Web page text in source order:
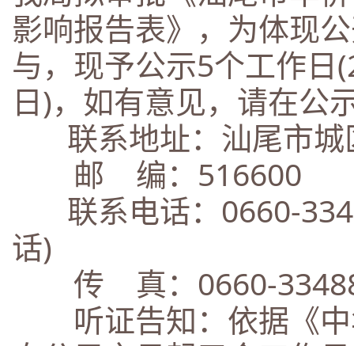
影响报告表》，为体现
与，现予公示5个工作
日)，如有意见，请在公
联系地址：汕尾市城
邮 编：516600
联系电话：0660-
话)
传 真：0660-
听证告知：依据《中